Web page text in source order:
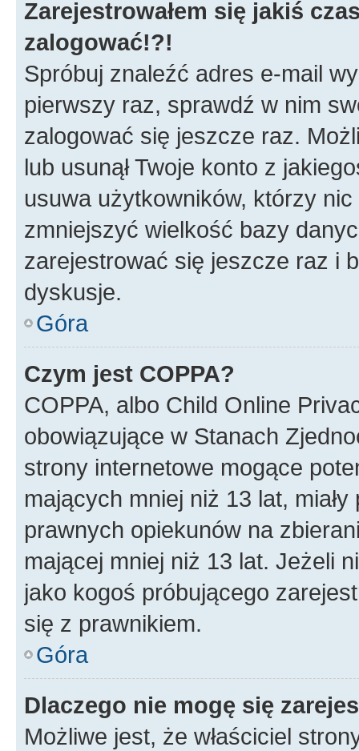
Zarejestrowałem się jakiś
zalogować!?!
Spróbuj znaleźć adres e-mail
pierwszy raz, sprawdź w nim
zalogować się jeszcze raz.
lub usunął Twoje konto z
usuwa użytkowników, którzy
zmniejszyć wielkość bazy
zarejestrować się jeszcze raz i
dyskusje.
Góra
Czym jest COPPA?
COPPA, albo Child Online
obowiązujące w Stanach
strony internetowe mogące
mających mniej niż 13 lat,
prawnych opiekunów na
mającej mniej niż 13 lat. Jeżeli
jako kogoś próbującego
się z prawnikiem.
Góra
Dlaczego nie mogę się
Możliwe jest, że właściciel